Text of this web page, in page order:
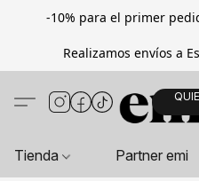
-10% para el primer
Realizamos envíos a
Tienda Partner emi